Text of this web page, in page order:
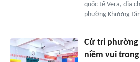
quốc tế Vera, địa
phường Khương
Cử tri phường
niềm vui